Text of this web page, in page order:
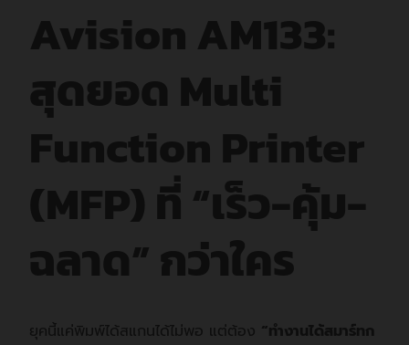
Avision AM133:
สุดยอด Multi
Function Printer
(MFP) ที่ “เร็ว-คุ้ม-
ฉลาด” กว่าใคร
ยุคนี้แค่พิมพ์ได้สแกนได้ไม่พอ แต่ต้อง “ทำงานได้สมาร์ทก